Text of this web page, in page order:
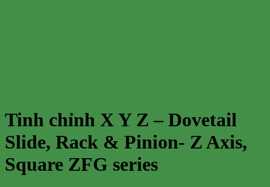
Tinh chỉnh X Y Z – Dovetail
Slide, Rack & Pinion- Z Axis,
Square ZFG series